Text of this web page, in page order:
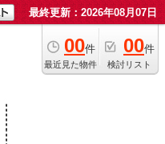
最終更新：2026年08月07日
00件
最近見た物件
00件
検討リスト